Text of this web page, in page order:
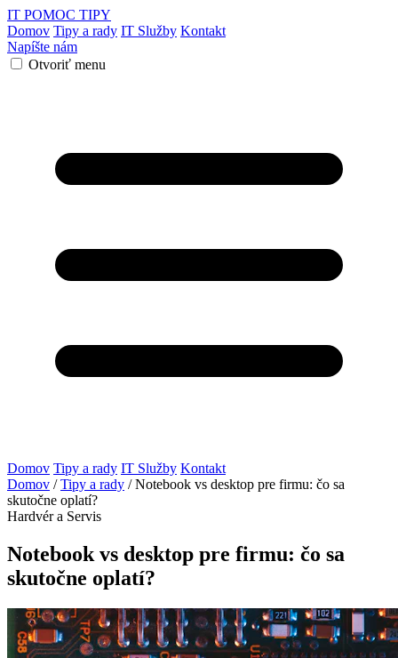
IT POMOC TIPY
Domov Tipy a rady IT Služby Kontakt
Napíšte nám
Otvoriť menu
Domov Tipy a rady IT Služby Kontakt
Domov / Tipy a rady / Notebook vs desktop pre firmu: čo sa
skutočne oplatí?
Hardvér a Servis
Notebook vs desktop pre firmu: čo sa
skutočne oplatí?